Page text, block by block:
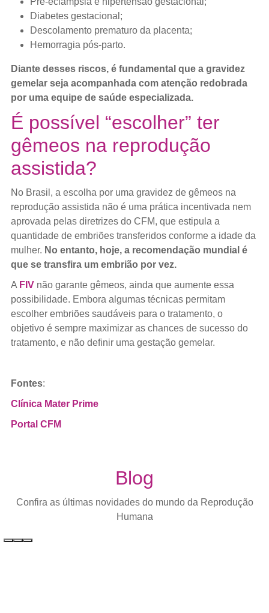
Diabetes gestacional;
Descolamento prematuro da placenta;
Hemorragia pós-parto.
Diante desses riscos, é fundamental que a gravidez
gemelar seja acompanhada com atenção redobrada
por uma equipe de saúde especializada.
É possível “escolher” ter
gêmeos na reprodução
assistida?
No Brasil, a escolha por uma gravidez de gêmeos na
reprodução assistida não é uma prática incentivada nem
aprovada pelas diretrizes do CFM, que estipula a
quantidade de embriões transferidos conforme a idade da
mulher. No entanto, hoje, a recomendação mundial é
que se transfira um embrião por vez.
A FIVnão garante gêmeos, ainda que aumente essa
possibilidade. Embora algumas técnicas permitam
escolher embriões saudáveis para o tratamento, o
objetivo é sempre maximizar as chances de sucesso do
tratamento, e não definir uma gestação gemelar.
Fontes:
Clínica Mater Prime
Portal CFM
Blog
Confira as últimas novidades do mundo da Reprodução
Humana